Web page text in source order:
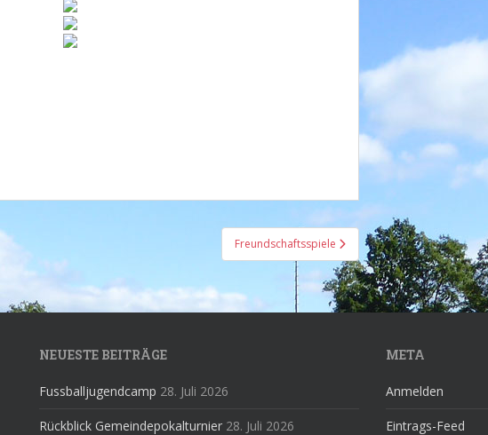
Freundschaftsspiele
NEUESTE BEITRÄGE
Fussballjugendcamp 28. Juli 2026
Rückblick Gemeindepokalturnier 28. Juli 2026
META
Anmelden
Eintrags-Feed